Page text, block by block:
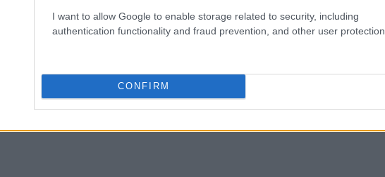
I want to allow Google to enable storage related to security, including
authentication functionality and fraud prevention, and other user protection.
CONFIRM